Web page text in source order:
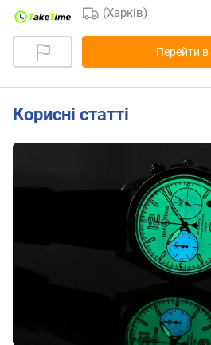
(Харків)
Перейти
Корисні статті